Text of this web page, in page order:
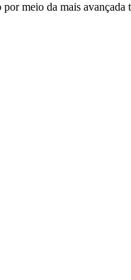
meio da mais avançada